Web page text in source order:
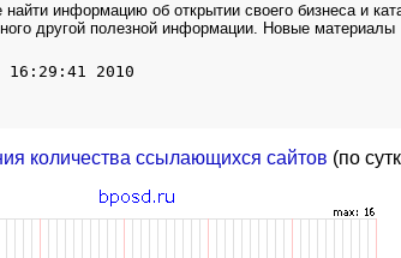
информацию об открытии своего бизнеса и
другой полезной информации. Новые материалы
16:29:41 2010
количества ссылающихся сайтов (по